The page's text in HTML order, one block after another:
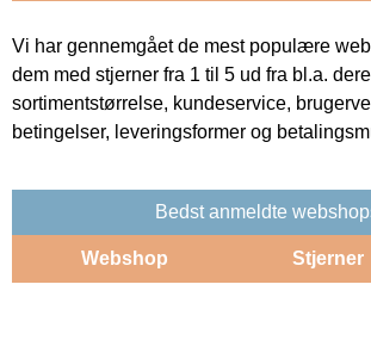
Vi har gennemgået de mest populære
dem med stjerner fra 1 til 5 ud fra bl.a.
sortimentstørrelse, kundeservice,
betingelser, leveringsformer og
Bedst anmeldte
Webshop Stjerner